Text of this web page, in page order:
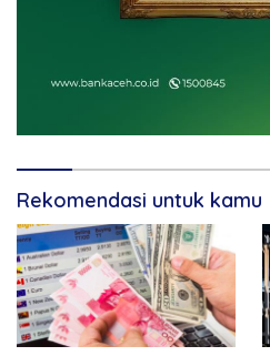
Rekomendasi untuk kamu